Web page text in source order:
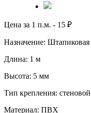
Цена за 1 п.м. - 15 ₽
Назначение: Штапиковая
Длина: 1 м
Высота: 5 мм
Тип крепления: стеновой
Материал: ПВХ